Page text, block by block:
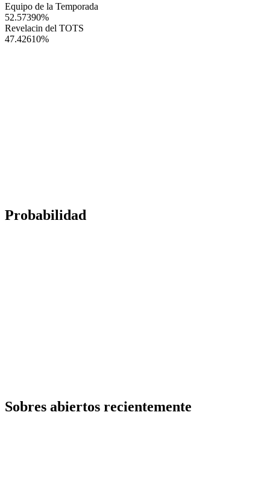
Equipo de la Temporada
52.57390%
Revelacin del TOTS
47.42610%
Probabilidad
Sobres abiertos recientemente